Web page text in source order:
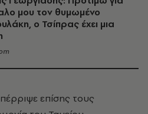
μου τον θυμωμένο
ο Τσίπρας έχει μια
επίσης τους